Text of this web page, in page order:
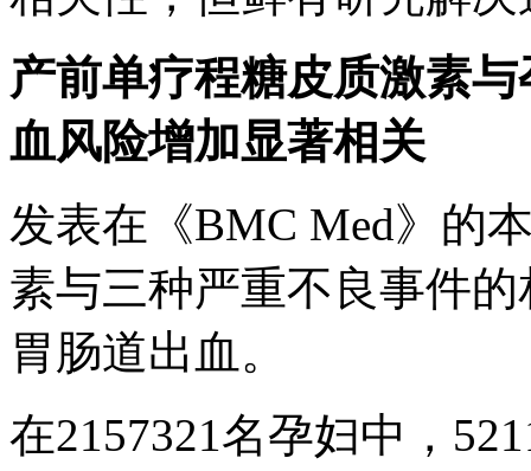
产前单疗程糖皮质激素
血风险增加显著相关
发表在《BMC Med》的
素与三种严重不良事件
胃肠道出血。
在2157321名孕妇中，